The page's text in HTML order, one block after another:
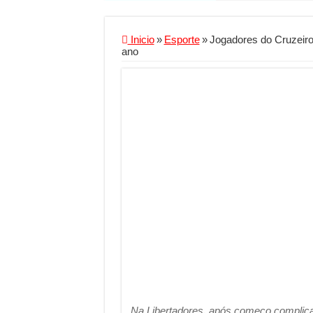
Conheça a melhor
De economista a
Qualidade do
Inicio » Esporte » Jogadores do
ano
Na Libertadores, após começo